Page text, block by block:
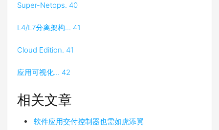
Super-Netops. 40
L4/L7分离架构... 41
Cloud Edition. 41
应用可视化... 42
相关文章
软件应用交付控制器也需如虎添翼